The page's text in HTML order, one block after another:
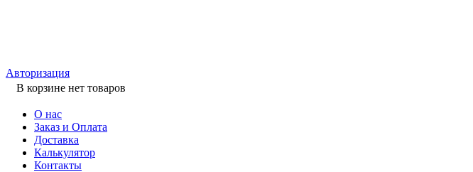
Авторизация
В корзине нет товаров
О нас
Заказ и Оплата
Доставка
Калькулятор
Контакты